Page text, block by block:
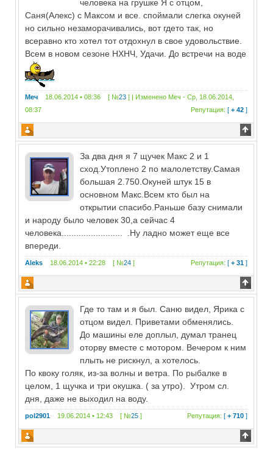
человека на грушке Я с отцом,
Саня(Алекс) с Максом и все. споймали слегка окуней
но сильно незаморачивались, вот гдето так, но
всеравно кто хотел тот отдохнул в свое удовольствие.
Всем в новом сезоне НХНЧ, Удачи. До встречи на воде
Меч 18.06.2014 • 08:36 [ №23 ] | Изменено Меч -Ср, 18.06.2014,
08:37
Репутация: [+ 42 ]
За два дня я 7 щучек Макс 2 и 1
сход.Утоплено 2 по малолетству.Самая
большая 2.750.Окуней штук 15 в
основном Макс.Всем кто был на
открытии спасибо.Раньше базу снимали
и народу было человек 30,а сейчас 4
человека......................... .Ну ладно может еще все
впереди.
Aleks 18.06.2014 • 22:28 [ №24 ] Репутация: [+ 31 ]
Где то там и я был. Саню видел, Ярика с
отцом видел. Приветами обменялись.
До машины еле доплыл, думал транец
оторву вместе с мотором. Вечером к ним
плыть не рискнул, а хотелось.
По квоку голяк, из-за волны и ветра. По рыбалке в
целом, 1 щучка и три окушка. ( за утро). Утром сл.
дня, даже не выходил на воду.
pol2901 19.06.2014 • 12:43 [ №25 ] Репутация: [+ 710 ]